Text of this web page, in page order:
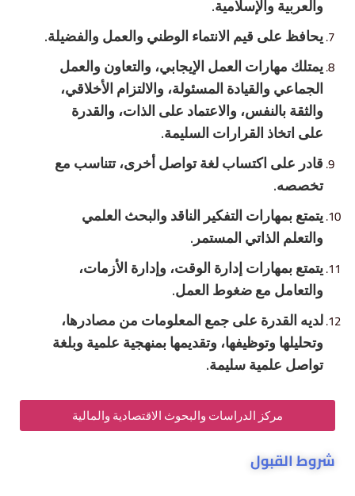
والعربية والإسلامية.
يحافظ على قيم الانتماء الوطني والعمل والفضيلة.
يمتلك مهارات العمل الإيجابي، والتعاون والعمل
الجماعي والقيادة المسئولة، والالتزام الأخلاقي،
والثقة بالنفس، والاعتماد على الذات، والقدرة
على اتخاذ القرارات السليمة.
قادر على اكتساب لغة تواصل أخرى،تتناسب مع
تخصصه.
يتمتع بمهارات التفكير الناقد والبحث العلمي
والتعلم الذاتي المستمر.
يتمتع بمهارات إدارة الوقت، وإدارة الأزمات،
والتعامل مع ضغوط العمل.
لديه القدرة على جمع المعلومات من مصادرها،
وتحليلها وتوظيفها، وتقديمها بمنهجية علمية وبلغة
تواصل علمية سليمة.
مركز الدراسات والبحوث الاقتصادية والمالية
شروط القبول